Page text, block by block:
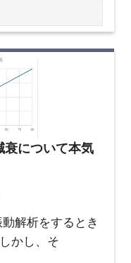
衰について本気
解析をするとき
かし、そ